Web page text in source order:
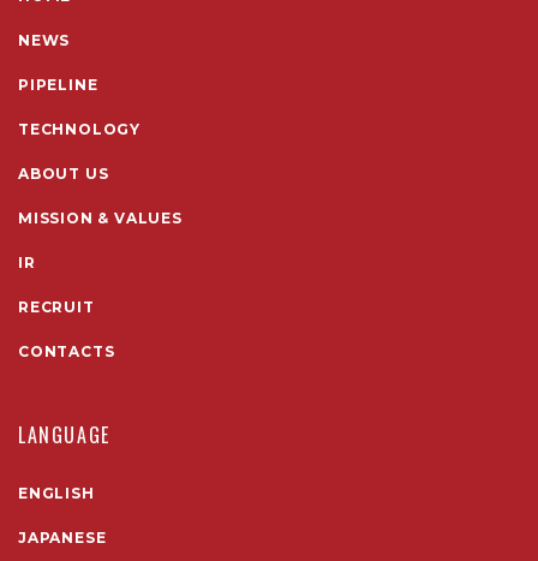
NEWS
PIPELINE
TECHNOLOGY
ABOUT US
MISSION & VALUES
IR
RECRUIT
CONTACTS
LANGUAGE
ENGLISH
JAPANESE